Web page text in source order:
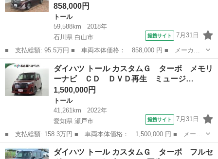
858,000円
トール
59,588km
2018年
石川県 白山市
提携サイト 7月31日
■ 支払総額: 95.5万円 ■ 車両本体価格： 858,000 円 ■ メーカー
名： ダイハツ ■ 車種名： トール ■ グレード名： カスタムＧ
ＳＡＩＩ １年保証 ナビ ＴＶ Ｒカメラ ＣＤ録音 ＢＴオ－デ
ィオ ＤＶＤ...
石川 白山市 トール
ダイハツ トール カスタムＧ ターボ メモリ
ーナビ ＣＤ ＤＶＤ再生 ミュージ…
1,500,000円
トール
41,261km
2022年
愛知県 瀬戸市
提携サイト 7月31日
■ 支払総額: 158.3万円 ■ 車両本体価格： 1,500,000 円 ■ メーカ
ー名： ダイハツ ■ 車種名： トール ■ グレード名： カスタム
Ｇ ターボ メモリーナビ ＣＤ ＤＶＤ再生 ミュージックプレイ
愛知 瀬戸市 トール
ダイハツ トール カスタムＧ ターボ フルセ